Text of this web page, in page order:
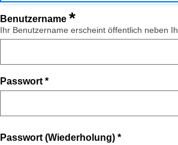
Benutzername *
Ihr Benutzername erscheint öffentlich neben
Passwort *
Passwort (Wiederholung) *